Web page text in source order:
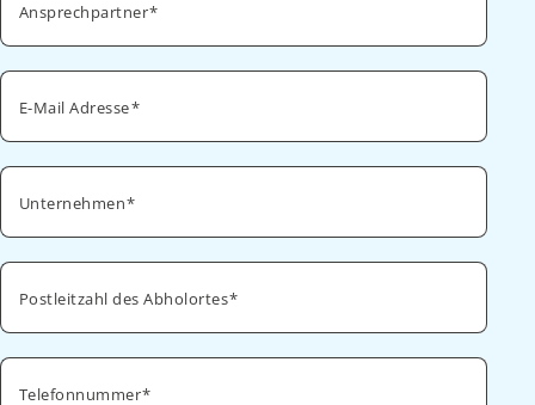
Ansprechpartner
E-Mail Adresse
Unternehmen
Postleitzahl des Abholortes
Telefonnummer